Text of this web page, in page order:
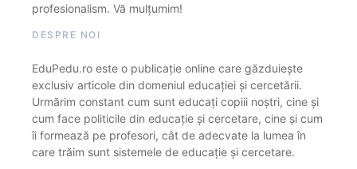
profesionalism. Vă mulțumim!
DESPRE NOI
EduPedu.ro este o publicație online care găzduiește
exclusiv articole din domeniul educației și cercetării.
Urmărim constant cum sunt educați copiii noștri, cine și
cum face politicile din educație și cercetare, cine și cum
îi formează pe profesori, cât de adecvate la lumea în
care trăim sunt sistemele de educație și cercetare.